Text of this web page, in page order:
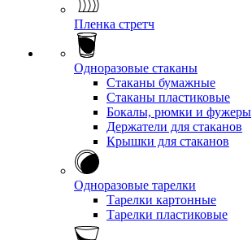
Пленка стретч
Одноразовые стаканы
Стаканы бумажные
Стаканы пластиковые
Бокалы, рюмки и фужеры
Держатели для стаканов
Крышки для стаканов
Одноразовые тарелки
Тарелки картонные
Тарелки пластиковые